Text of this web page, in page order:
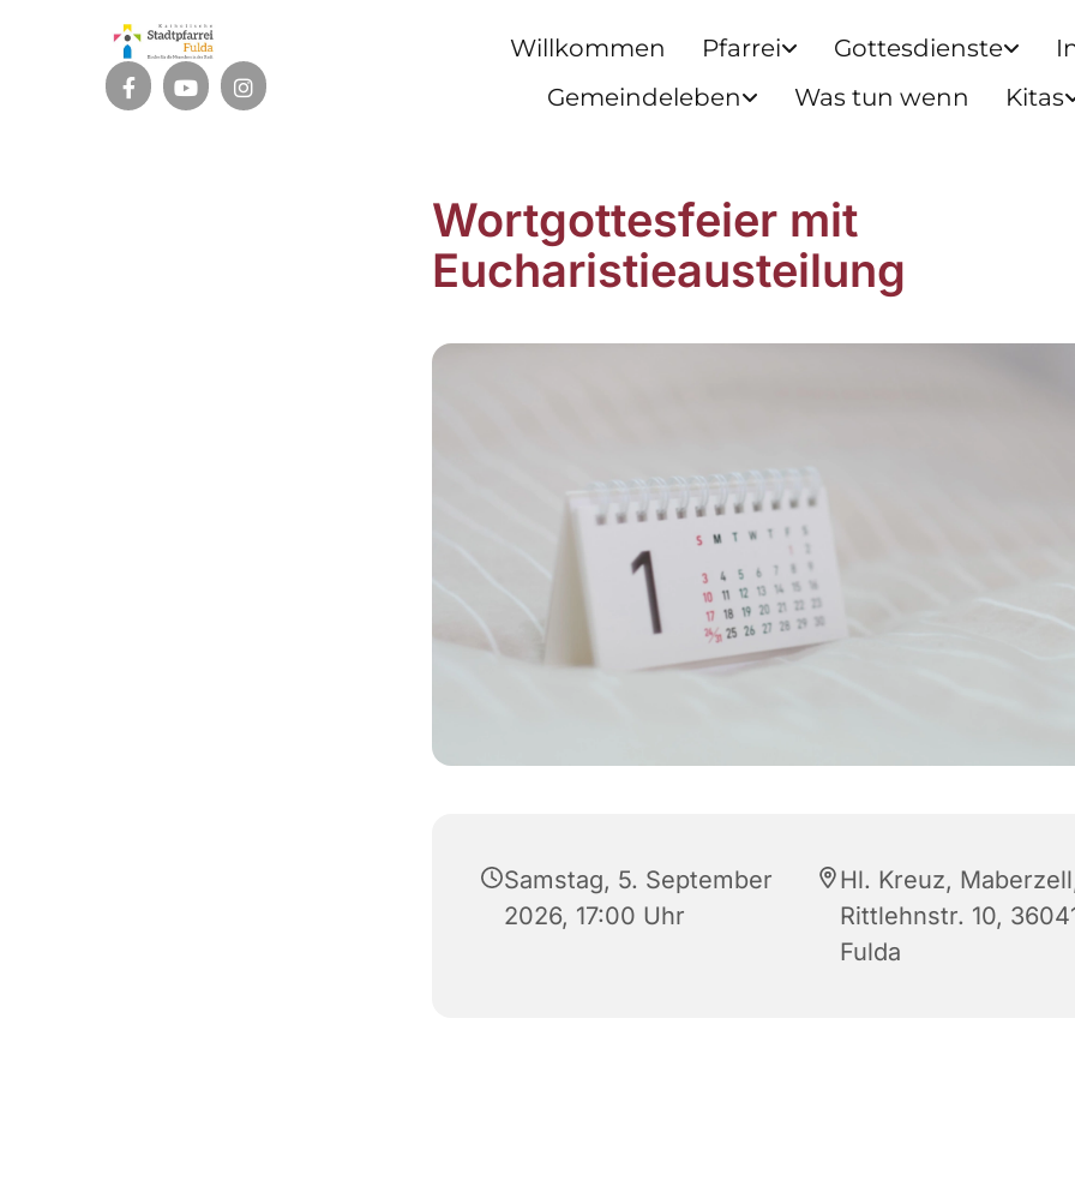
Willkommen Pfarrei Gottesdienste
Gemeindeleben
Was tun wenn Kitas
Wortgottesfeier mit
Eucharistieausteilung
Samstag, 5. September
2026, 17:00 Uhr
Hl. Kreuz,
Rittlehnstr. 10,
Fulda